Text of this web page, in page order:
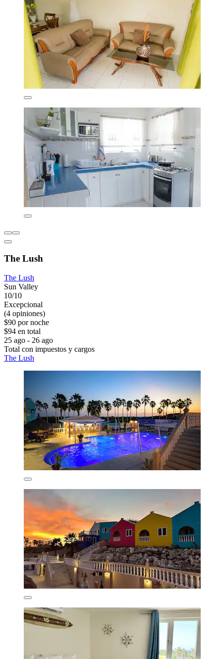
The Lush
The Lush
Sun Valley
10/10
Excepcional
(4 opiniones)
$90 por noche
$94 en total
25 ago - 26 ago
Total con impuestos y cargos
The Lush